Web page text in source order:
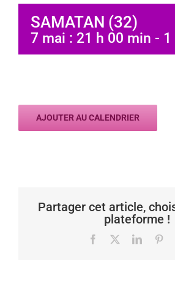
SAMATAN (32)
7 mai : 21 h 00 min - 1
AJOUTER AU CALENDRIER
Partager cet article,
plateforme !
Facebook